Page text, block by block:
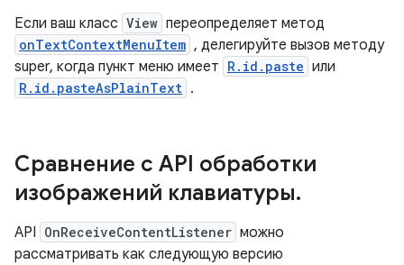
Если ваш класс View переопределяет метод
onTextContextMenuItem , делегируйте вызов методу
super, когда пункт меню имеет R.id.paste или
R.id.pasteAsPlainText .
Сравнение с API обработки
изображений клавиатуры.
API OnReceiveContentListener можно
рассматривать как следующую версию